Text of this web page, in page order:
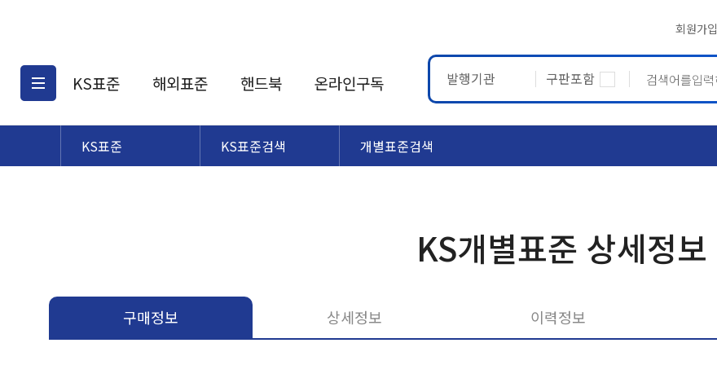
회원가입
KS표준
KS표준검색
해외표준
해외표준검색
핸드북 온라인구독 발행기관 구판포함
KS표준 KS표준검색 개별표준검색
KS개별표준 상세정보
구매정보 상세정보 이력정보